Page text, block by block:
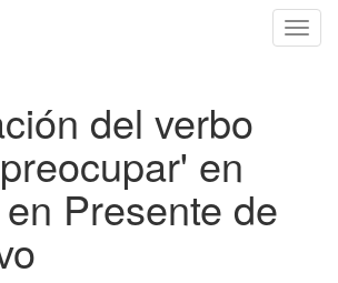
del verbo
en
Presente de